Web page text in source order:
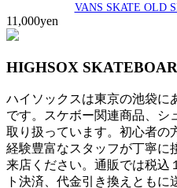
VANS SKATE OLD
11,000yen
HIGHSOX
ハイソックスは東京の池袋に
です。スケボー関連商品、シ
取り扱っています。初心者の
経験豊富なスタッフが丁寧に
来店ください。通販では税込
ト決済、代金引き換えとも